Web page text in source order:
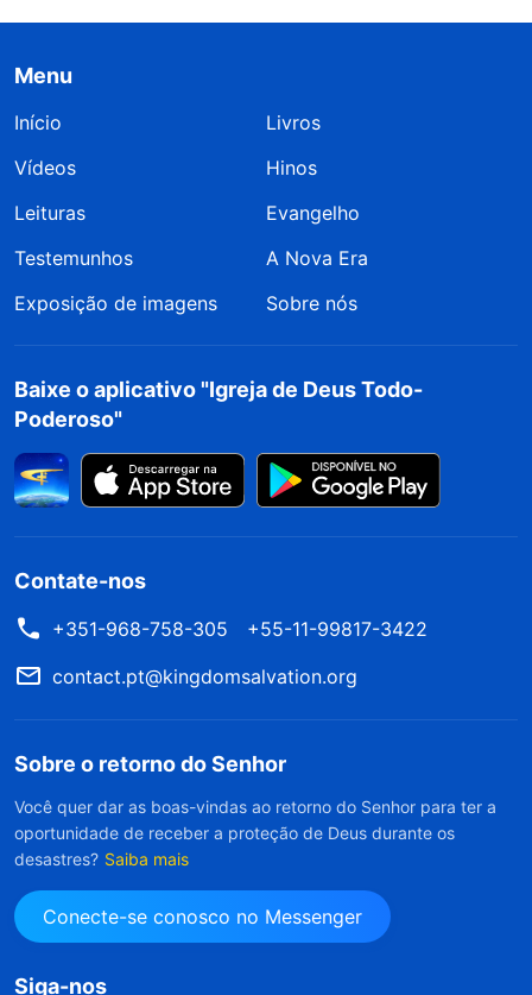
Menu
Início
Livros
Vídeos
Hinos
Leituras
Evangelho
Testemunhos
A Nova Era
Exposição de imagens
Sobre nós
Baixe o aplicativo "Igreja de Deus Todo-
Poderoso"
Contate-nos
+351-968-758-305
+55-11-99817-3422
contact.pt@kingdomsalvation.org
Sobre o retorno do Senhor
Você quer dar as boas-vindas ao retorno do Senhor para ter a
oportunidade de receber a proteção de Deus durante os
desastres? Saiba mais
Conecte-se conosco no Messenger
Siga-nos